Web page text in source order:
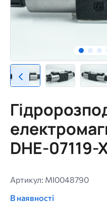
DHE-07119-
Артикул: MI0048790
В наявності